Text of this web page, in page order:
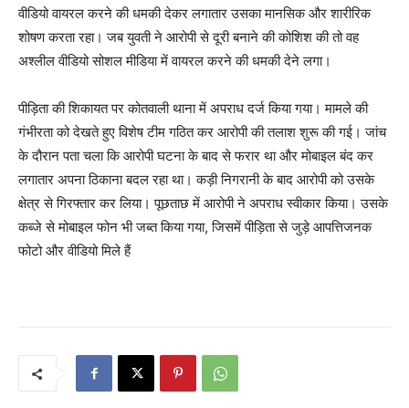
वीडियो वायरल करने की धमकी देकर लगातार उसका मानसिक और शारीरिक
शोषण करता रहा। जब युवती ने आरोपी से दूरी बनाने की कोशिश की तो वह
अश्लील वीडियो सोशल मीडिया में वायरल करने की धमकी देने लगा।
पीड़िता की शिकायत पर कोतवाली थाना में अपराध दर्ज किया गया। मामले की
गंभीरता को देखते हुए विशेष टीम गठित कर आरोपी की तलाश शुरू की गई। जांच
के दौरान पता चला कि आरोपी घटना के बाद से फरार था और मोबाइल बंद कर
लगातार अपना ठिकाना बदल रहा था। कड़ी निगरानी के बाद आरोपी को उसके
क्षेत्र से गिरफ्तार कर लिया। पूछताछ में आरोपी ने अपराध स्वीकार किया। उसके
कब्जे से मोबाइल फोन भी जब्त किया गया, जिसमें पीड़िता से जुड़े आपत्तिजनक
फोटो और वीडियो मिले हैं